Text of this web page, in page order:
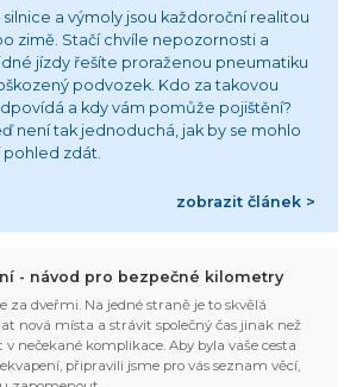
a výmoly jsou každoroční realitou
zimě. Stačí chvíle nepozornosti a
jízdy řešíte proraženou pneumatiku
podvozek. Kdo za takovou
a kdy vám pomůže pojištění?
není tak jednoduchá, jak by se mohlo
pohled zdát.
zobrazit článek >
- návod pro bezpečné kilometry
za dveřmi. Na jedné straně je to skvělá
nová místa a strávit společný čas jinak než
nečekané komplikace. Aby byla vaše cesta
připravili jsme pro vás seznam věcí,